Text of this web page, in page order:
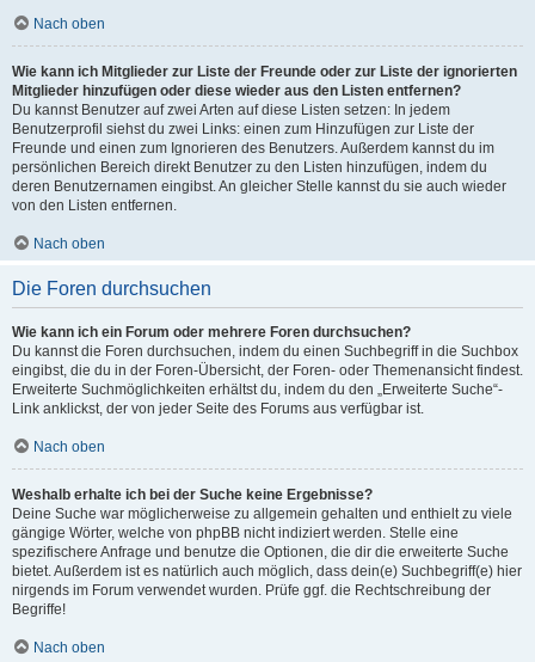
Nach oben
Wie kann ich Mitglieder zur Liste der Freunde oder zur Liste der ignorierten
Mitglieder hinzufügen oder diese wieder aus den Listen entfernen?
Du kannst Benutzer auf zwei Arten auf diese Listen setzen: In jedem
Benutzerprofil siehst du zwei Links: einen zum Hinzufügen zur Liste der
Freunde und einen zum Ignorieren des Benutzers. Außerdem kannst du im
persönlichen Bereich direkt Benutzer zu den Listen hinzufügen, indem du
deren Benutzernamen eingibst. An gleicher Stelle kannst du sie auch wieder
von den Listen entfernen.
Nach oben
Die Foren durchsuchen
Wie kann ich ein Forum oder mehrere Foren durchsuchen?
Du kannst die Foren durchsuchen, indem du einen Suchbegriff in die Suchbox
eingibst, die du in der Foren-Übersicht, der Foren- oder Themenansicht findest.
Erweiterte Suchmöglichkeiten erhältst du, indem du den „Erweiterte Suche“-
Link anklickst, der von jeder Seite des Forums aus verfügbar ist.
Nach oben
Weshalb erhalte ich bei der Suche keine Ergebnisse?
Deine Suche war möglicherweise zu allgemein gehalten und enthielt zu viele
gängige Wörter, welche von phpBB nicht indiziert werden. Stelle eine
spezifischere Anfrage und benutze die Optionen, die dir die erweiterte Suche
bietet. Außerdem ist es natürlich auch möglich, dass dein(e) Suchbegriff(e) hier
nirgends im Forum verwendet wurden. Prüfe ggf. die Rechtschreibung der
Begriffe!
Nach oben